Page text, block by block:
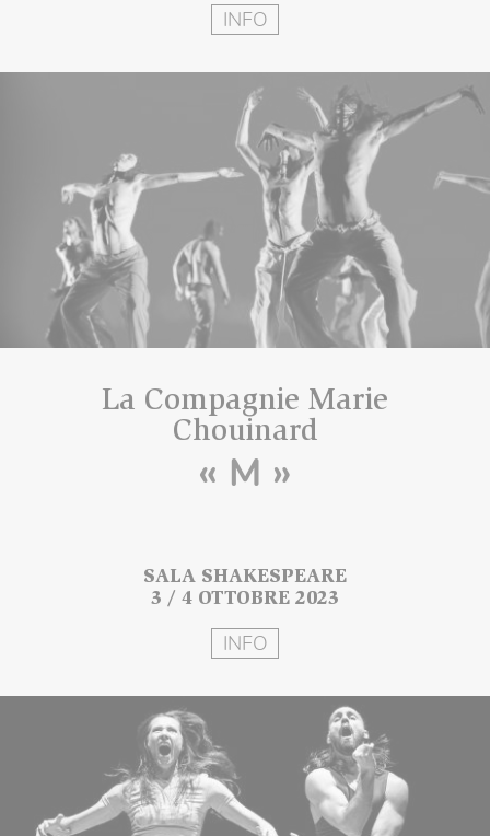
INFO
La Compagnie Marie
Chouinard
« M »
SALA SHAKESPEARE
3 / 4 OTTOBRE 2023
INFO